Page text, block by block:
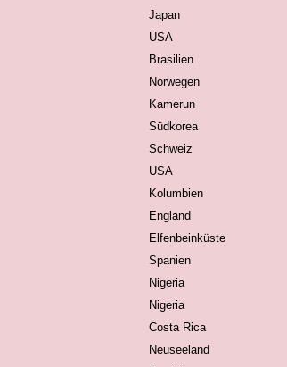
Japan
USA
Brasilien
Norwegen
Kamerun
Südkorea
Schweiz
USA
Kolumbien
England
Elfenbeinküste
Spanien
Nigeria
Nigeria
Costa Rica
Neuseeland